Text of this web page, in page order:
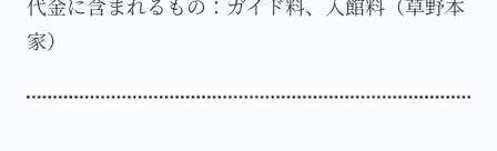
代金に含まれるもの：ガイド料、入館料（草野本
家）